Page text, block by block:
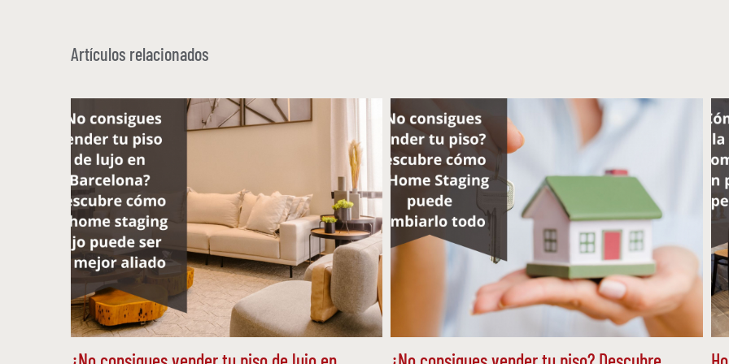
Artículos relacionados